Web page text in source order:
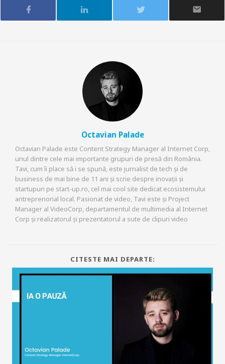
Octavian Palade
Octavian Palade este Content Strategy Manager al Internet Corp,
unul dintre cele mai importante grupuri de presă din România.
Tavi, cum îi place să i se spună, este jurnalist de tech și de
business de mai bine de 11 ani și scrie despre inovații și
startupuri pe start-up.ro, cel mai cool site dedicat ecosistemului
antreprenorial local. Pasionat de video, Tavi este și Project
Manager al VideoCorp, departamentul de multimedia al Internet
Corp și realizatorul și prezentatorul a sute de clipuri video
CITESTE MAI DEPARTE: